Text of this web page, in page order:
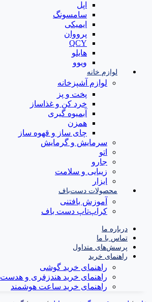
اپل
سامسونگ
ایمیکی
پرووان
QCY
هایلو
ویوو
لوازم خانه
لوازم آشپزخانه
پخت و پز
خرد کن و غذاساز
آبمیوه گیری
همزن
چای ساز و قهوه ساز
سرمایش و گرمایش
اتو
جارو
زیبایی و سلامت
ابزار
محصولات دست‌باف
آموزش بافتنی
کراپ‌تاپ دست باف
درباره ما
تماس با ما
پرسش‌های متداول
راهنمای خرید
راهنمای خرید گوشی
راهنمای خرید هندزفری و هدست
راهنمای خرید ساعت هوشمند